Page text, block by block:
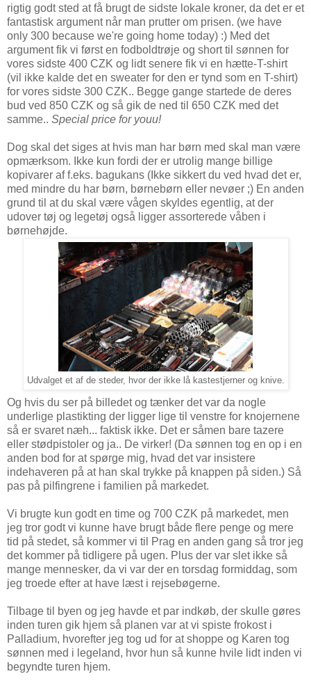
rigtig godt sted at få brugt de sidste lokale kroner, da det er et
fantastisk argument når man prutter om prisen. (we have
only 300 because we're going home today) :) Med det
argument fik vi først en fodboldtrøje og short til sønnen for
vores sidste 400 CZK og lidt senere fik vi en hætte-T-shirt
(vil ikke kalde det en sweater for den er tynd som en T-shirt)
for vores sidste 300 CZK.. Begge gange startede de deres
bud ved 850 CZK og så gik de ned til 650 CZK med det
samme.. Special price for youu!
Dog skal det siges at hvis man har børn med skal man være
opmærksom. Ikke kun fordi der er utrolig mange billige
kopivarer af f.eks. bagukans (Ikke sikkert du ved hvad det er,
med mindre du har børn, børnebørn eller nevøer ;) En anden
grund til at du skal være vågen skyldes egentlig, at der
udover tøj og legetøj også ligger assorterede våben i
børnehøjde.
Udvalget et af de steder, hvor der ikke lå kastestjerner og knive.
Og hvis du ser på billedet og tænker det var da nogle
underlige plastikting der ligger lige til venstre for knojernene
så er svaret næh... faktisk ikke. Det er såmen bare tazere
eller stødpistoler og ja.. De virker! (Da sønnen tog en op i en
anden bod for at spørge mig, hvad det var insistere
indehaveren på at han skal trykke på knappen på siden.) Så
pas på pilfingrene i familien på markedet.
Vi brugte kun godt en time og 700 CZK på markedet, men
jeg tror godt vi kunne have brugt både flere penge og mere
tid på stedet, så kommer vi til Prag en anden gang så tror jeg
det kommer på tidligere på ugen. Plus der var slet ikke så
mange mennesker, da vi var der en torsdag formiddag, som
jeg troede efter at have læst i rejsebøgerne.
Tilbage til byen og jeg havde et par indkøb, der skulle gøres
inden turen gik hjem så planen var at vi spiste frokost i
Palladium, hvorefter jeg tog ud for at shoppe og Karen tog
sønnen med i legeland, hvor hun så kunne hvile lidt inden vi
begyndte turen hjem.